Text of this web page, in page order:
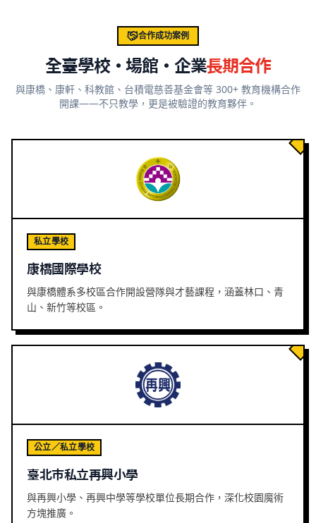
合作成功案例
全臺學校・場館・企業長期合作
與康橋、康軒、科教館、台積電慈善基金會等 300+ 教育機構合作
開課——不只教學，更是被驗證的教育夥伴。
私立學校
康橋國際學校
與康橋體系多校區合作開設營隊與才藝課程，涵蓋林口、青
山、新竹等校區。
公立／私立學校
臺北市私立再興小學
與再興小學、再興中學等學校單位長期合作，深化校園魔術
方塊推廣。